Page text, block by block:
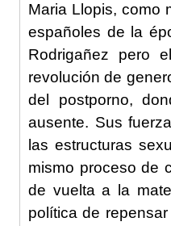
Maria Llopis, como
españoles de la
Rodrigañez pero
revolución de
del postporno,
ausente. Sus
las estructuras
mismo proceso de
de vuelta a la
política de